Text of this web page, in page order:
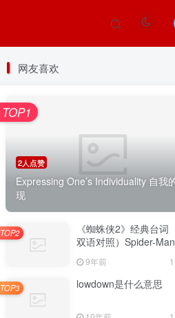
网友喜欢
2人点赞
Expressing One’s Individuality 自我
现
TOP1
《蜘蛛侠2》经典台词
双语对照）Spider-
9年前
TOP2
lowdown是什么意思
TOP3